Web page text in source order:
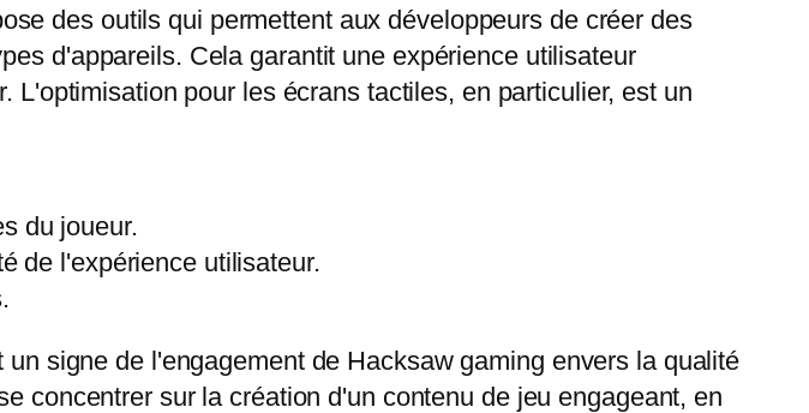
des outils qui permettent aux développeurs de créer des
d'appareils. Cela garantit une expérience utilisateur
pour les écrans tactiles, en particulier, est un
du joueur.
de l'expérience utilisateur.
signe de l'engagement de Hacksaw gaming envers la qualité
concentrer sur la création d'un contenu de jeu engageant, en